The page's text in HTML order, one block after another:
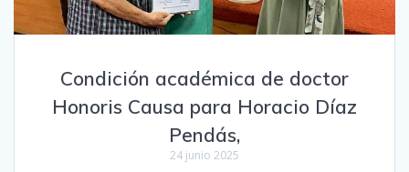
Condición académica de doctor
Honoris Causa para Horacio Díaz
Pendás,
24 junio 2025